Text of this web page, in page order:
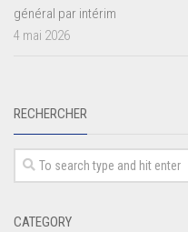
général par intérim
4 mai 2026
RECHERCHER
CATEGORY